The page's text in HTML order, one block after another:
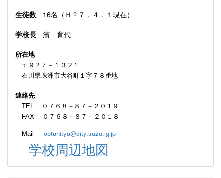
生徒数 16名（Ｈ２７．４．１現在）
学校長 濱 育代
所在地
〒９２７－１３２１
石川県珠洲市大谷町１字７８番地
連絡先
TEL ０７６８－８７－２０１９
FAX ０７６８－８７－２０１８
Mail ootanityu@city.suzu.lg.jp
学校周辺地図